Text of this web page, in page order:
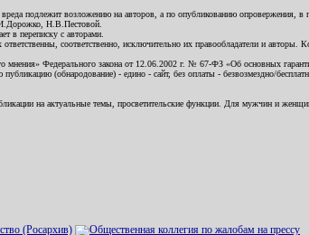
подлежит возложению на авторов, а по опубликованию опровержения,
Н.В.Пестовой.
в переписку с авторами.
соответственно, исключительно их правообладатели и
Федерального закона от 12.06.2002 г. № 67-ФЗ «Об основных
(обнародование) - едино - сайт, без оплаты - безвозмездно/
на актуальные темы, просветительские функции. Для мужчин и